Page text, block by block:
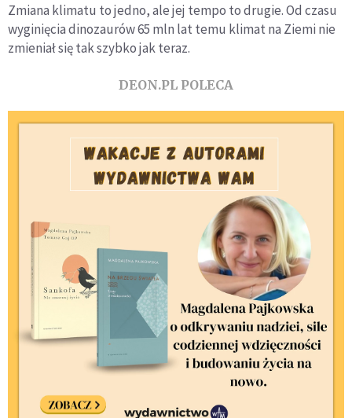
Zmiana klimatu to jedno, ale jej tempo to drugie. Od czasu
wyginięcia dinozaurów 65 mln lat temu klimat na Ziemi nie
zmieniał się tak szybko jak teraz.
DEON.PL POLECA